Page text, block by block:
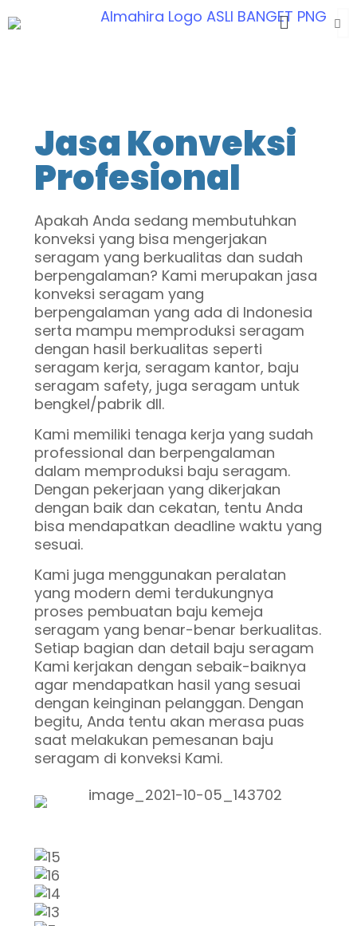
Jasa Konveksi
Profesional
Apakah Anda sedang membutuhkan
konveksi yang bisa mengerjakan
seragam yang berkualitas dan sudah
berpengalaman? Kami merupakan jasa
konveksi seragam yang
berpengalaman yang ada di Indonesia
serta mampu memproduksi seragam
dengan hasil berkualitas seperti
seragam kerja, seragam kantor, baju
seragam safety, juga seragam untuk
bengkel/pabrik dll.
Kami memiliki tenaga kerja yang sudah
professional dan berpengalaman
dalam memproduksi baju seragam.
Dengan pekerjaan yang dikerjakan
dengan baik dan cekatan, tentu Anda
bisa mendapatkan deadline waktu yang
sesuai.
Kami juga menggunakan peralatan
yang modern demi terdukungnya
proses pembuatan baju kemeja
seragam yang benar-benar berkualitas.
Setiap bagian dan detail baju seragam
Kami kerjakan dengan sebaik-baiknya
agar mendapatkan hasil yang sesuai
dengan keinginan pelanggan. Dengan
begitu, Anda tentu akan merasa puas
saat melakukan pemesanan baju
seragam di konveksi Kami.